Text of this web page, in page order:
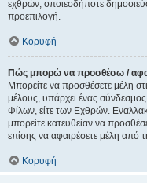
εχθρών, οποιεσδήποτε
προεπιλογή.
Κορυφή
Πώς μπορώ να προσθέσω /
Μπορείτε να προσθέσετε μέλη
μέλους, υπάρχει ένας σύνδεσμος
Φίλων, είτε των Εχθρών.
μπορείτε κατευθείαν να
επίσης να αφαιρέσετε μέλη από
Κορυφή